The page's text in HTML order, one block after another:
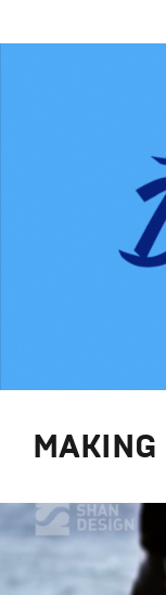
MAKING